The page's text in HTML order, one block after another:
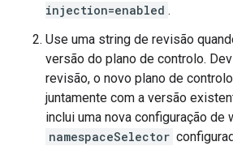
injection=enabled .
Use uma string de revisão
versão do plano de controlo.
revisão, o novo plano de
juntamente com a versão
inclui uma nova configuração de
namespaceSelector